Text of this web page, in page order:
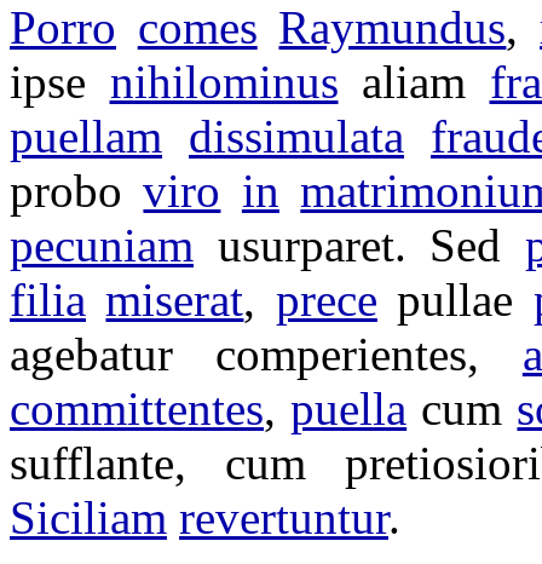
Porro comes Raymundus,
ipse nihilominus aliam
puellam dissimulata
probo viro in
pecuniam usurparet. Sed
filia miserat, prece pullae
agebatur
comperientes,
committentes,puella cum
sufflante, cum
Siciliam revertuntur.